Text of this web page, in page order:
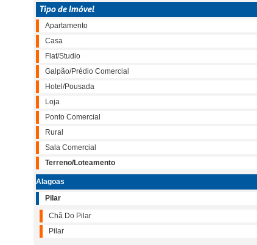
Tipo de Imóvel
Apartamento
Casa
Flat/Studio
Galpão/Prédio Comercial
Hotel/Pousada
Loja
Ponto Comercial
Rural
Sala Comercial
Terreno/Loteamento
Alagoas
Pilar
Chã Do Pilar
Pilar